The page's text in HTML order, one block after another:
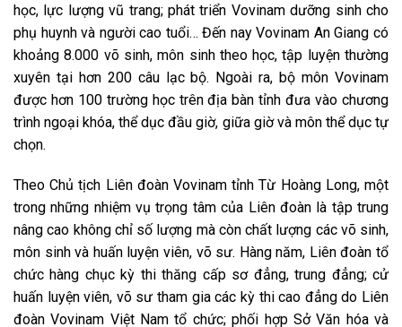
học, lực lượng vũ trang; phát triển Vovinam dưỡng sinh cho
phụ huynh và người cao tuổi… Đến nay Vovinam An Giang có
khoảng 8.000 võ sinh, môn sinh theo học, tập luyện thường
xuyên tại hơn 200 câu lạc bộ. Ngoài ra, bộ môn Vovinam
được hơn 100 trường học trên địa bàn tỉnh đưa vào chương
trình ngoại khóa, thể dục đầu giờ, giữa giờ và môn thể dục tự
chọn.
Theo Chủ tịch Liên đoàn Vovinam tỉnh Từ Hoàng Long, một
trong những nhiệm vụ trọng tâm của Liên đoàn là tập trung
nâng cao không chỉ số lượng mà còn chất lượng các võ sinh,
môn sinh và huấn luyện viên, võ sư. Hàng năm, Liên đoàn tổ
chức hàng chục kỳ thi thăng cấp sơ đẳng, trung đẳng; cử
huấn luyện viên, võ sư tham gia các kỳ thi cao đẳng do Liên
đoàn Vovinam Việt Nam tổ chức; phối hợp Sở Văn hóa và